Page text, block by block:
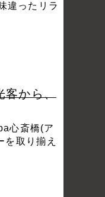
違ったリラ
から、
心斎橋(ア
を取り揃え